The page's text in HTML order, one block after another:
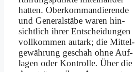
hat­ten. Ober­kom­man­die­ren­de
und Ge­ne­ral­stä­be wa­ren hin­
sicht­lich ih­rer Ent­schei­dun­gen
voll­kom­men aut­ark; die Mit­tel­
ge­wäh­rung ge­schah oh­ne Auf­
la­gen oder Kon­trol­le. Über die